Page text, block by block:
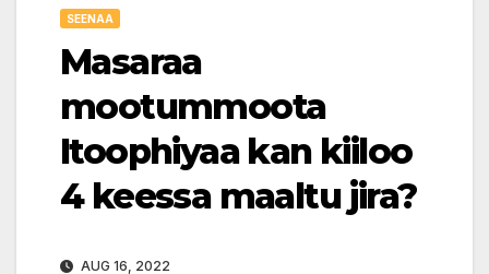
SEENAA
Masaraa
mootummoota
Itoophiyaa kan kiiloo
4 keessa maaltu jira?
AUG 16, 2022